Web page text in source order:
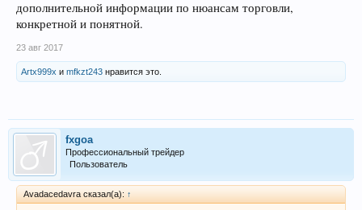
дополнительной информации по нюансам торговли,
конкретной и понятной.
23 авг 2017
Artx999x и mfkzt243 нравится это.
fxgoa
Профессиональный трейдер
Пользователь
Avadacedavra сказал(а): ↑